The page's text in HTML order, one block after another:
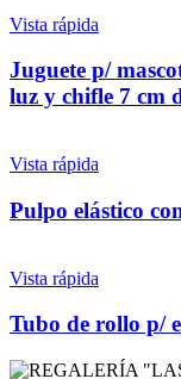
Vista rápida
Juguete p/
luz y chifle 7 cm
Vista rápida
Pulpo elástico
Vista rápida
Tubo de rollo p/